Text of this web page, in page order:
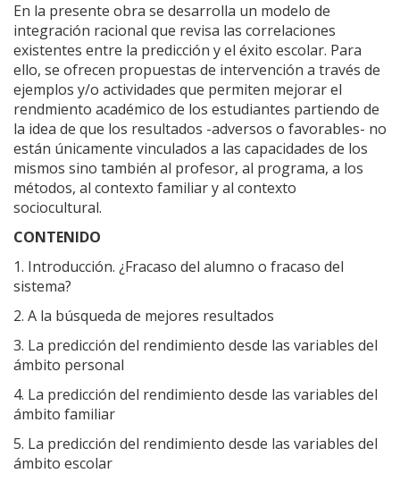
En la presente obra se desarrolla un modelo de
integración racional que revisa las correlaciones
existentes entre la predicción y el éxito escolar. Para
ello, se ofrecen propuestas de intervención a través de
ejemplos y/o actividades que permiten mejorar el
rendmiento académico de los estudiantes partiendo de
la idea de que los resultados -adversos o favorables- no
están únicamente vinculados a las capacidades de los
mismos sino también al profesor, al programa, a los
métodos, al contexto familiar y al contexto
sociocultural.
CONTENIDO
1. Introducción. ¿Fracaso del alumno o fracaso del
sistema?
2. A la búsqueda de mejores resultados
3. La predicción del rendimiento desde las variables del
ámbito personal
4. La predicción del rendimiento desde las variables del
ámbito familiar
5. La predicción del rendimiento desde las variables del
ámbito escolar